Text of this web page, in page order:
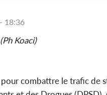
18:36
Koaci)
combattre le trafic